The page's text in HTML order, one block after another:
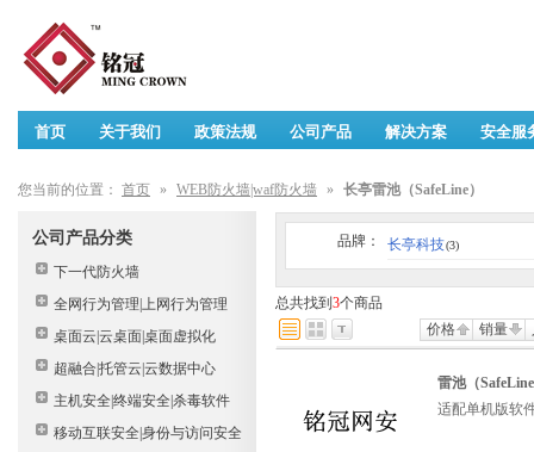
首页 关于我们 政策法规 公司产品 解决方案 安全服
您当前的位置： 首页 » WEB防火墙|waf防火墙 » 长亭雷池（SafeLine）
公司产品分类
下一代防火墙
全网行为管理|上网行为管理
桌面云|云桌面|桌面虚拟化
超融合|托管云|云数据中心
主机安全|终端安全|杀毒软件
移动互联安全|身份与访问安全
品牌： 长亭科技(3)
总共找到 3个商品
价格
销量
雷池（
适配单机版软